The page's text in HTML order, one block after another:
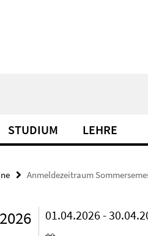
STUDIUM LEHRE
Anmeldezeitraum
01.04.2026 -